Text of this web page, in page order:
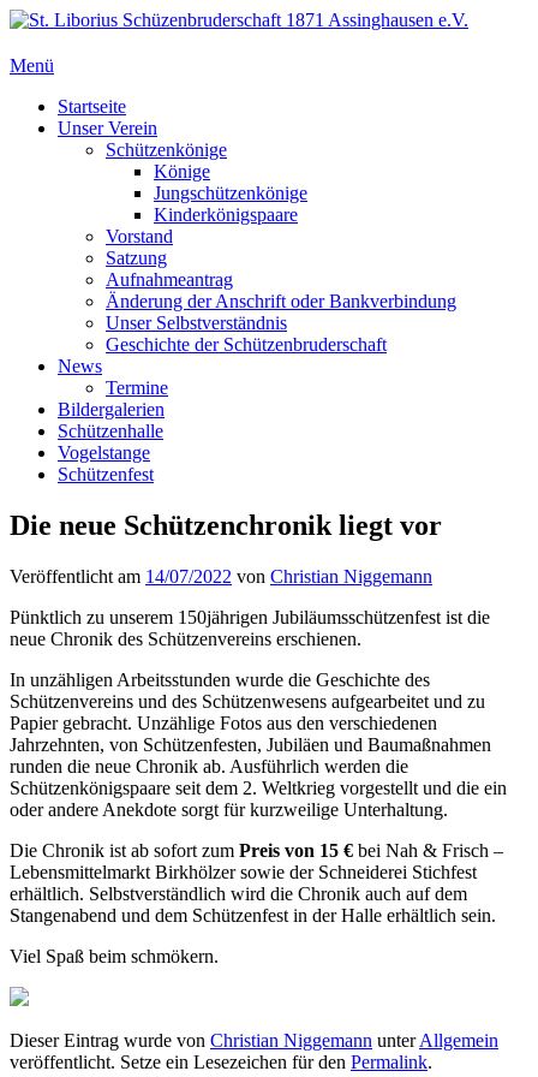
Zum
springen
St. Liborius Schüzenbruderschaft 1871 Assinghausen e.V.
Menü
Primäres
Menü
Startseite
Unser Verein
Schützenkönige
Könige
Jungschützenkönige
Kinderkönigspaare
Vorstand
Satzung
Aufnahmeantrag
Änderung der Anschrift oder Bankverbindung
Unser Selbstverständnis
Geschichte der Schützenbruderschaft
News
Termine
Bildergalerien
Schützenhalle
Vogelstange
Schützenfest
Die neue Schützenchronik liegt vor
Veröffentlicht am 14/07/2022 von Christian Niggemann
Pünktlich zu unserem 150jährigen Jubiläumsschützenfest ist die
neue Chronik des Schützenvereins erschienen.
In unzähligen Arbeitsstunden wurde die Geschichte des
Schützenvereins und des Schützenwesens aufgearbeitet und zu
Papier gebracht. Unzählige Fotos aus den verschiedenen
Jahrzehnten, von Schützenfesten, Jubiläen und Baumaßnahmen
runden die neue Chronik ab. Ausführlich werden die
Schützenkönigspaare seit dem 2. Weltkrieg vorgestellt und die ein
oder andere Anekdote sorgt für kurzweilige Unterhaltung.
Die Chronik ist ab sofort zum Preis von 15 € bei Nah & Frisch –
Lebensmittelmarkt Birkhölzer sowie der Schneiderei Stichfest
erhältlich. Selbstverständlich wird die Chronik auch auf dem
Stangenabend und dem Schützenfest in der Halle erhältlich sein.
Viel Spaß beim schmökern.
Dieser Eintrag wurde von Christian Niggemann unterAllgemein
veröffentlicht. Setze ein Lesezeichen für den Permalink.